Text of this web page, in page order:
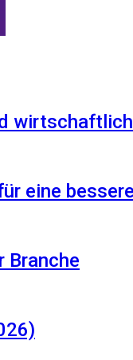
eine
Branche